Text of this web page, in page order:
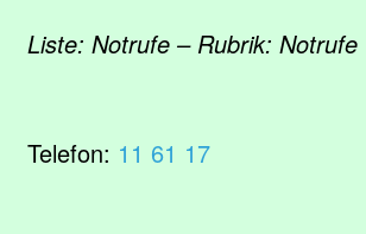
Liste: Notrufe – Rubrik: Notrufe
Telefon: 11 61 17